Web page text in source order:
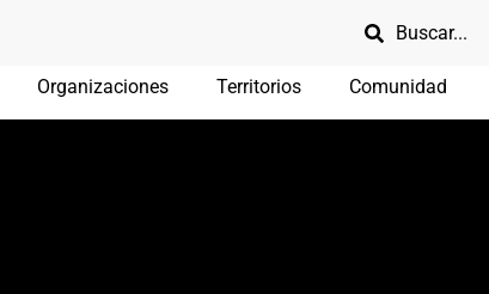
Organizaciones Territorios Comunidad